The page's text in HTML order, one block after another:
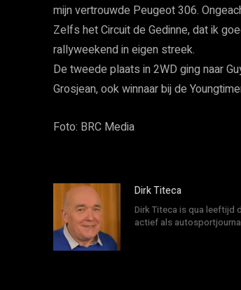
mijn vertrouwde Peugeot 306.
Zelfs het Circuit de Gedinne, dat ik
rallyweekend in eigen streek.
De tweede plaats in 2WD ging naar
Grosjean, ook winnaar bij de
Foto: BRC Media
Dirk Titeca
Dirk Titeca is qua leeftijd
actief als